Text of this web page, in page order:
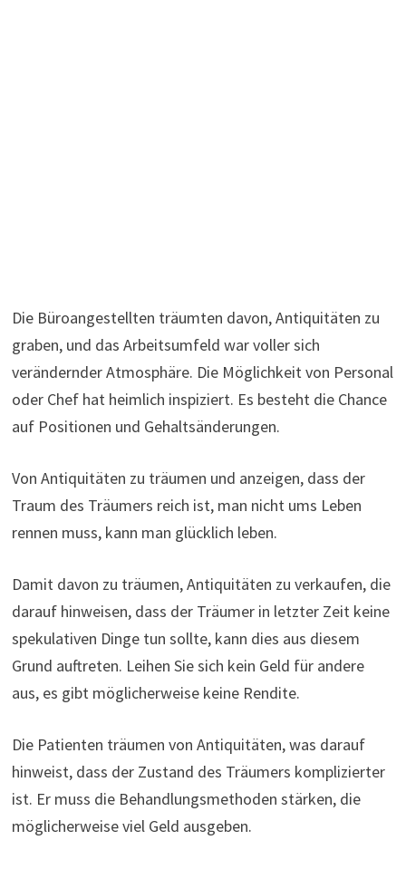
Die Büroangestellten träumten davon, Antiquitäten zu
graben, und das Arbeitsumfeld war voller sich
verändernder Atmosphäre. Die Möglichkeit von Personal
oder Chef hat heimlich inspiziert. Es besteht die Chance
auf Positionen und Gehaltsänderungen.
Von Antiquitäten zu träumen und anzeigen, dass der
Traum des Träumers reich ist, man nicht ums Leben
rennen muss, kann man glücklich leben.
Damit davon zu träumen, Antiquitäten zu verkaufen, die
darauf hinweisen, dass der Träumer in letzter Zeit keine
spekulativen Dinge tun sollte, kann dies aus diesem
Grund auftreten. Leihen Sie sich kein Geld für andere
aus, es gibt möglicherweise keine Rendite.
Die Patienten träumen von Antiquitäten, was darauf
hinweist, dass der Zustand des Träumers komplizierter
ist. Er muss die Behandlungsmethoden stärken, die
möglicherweise viel Geld ausgeben.